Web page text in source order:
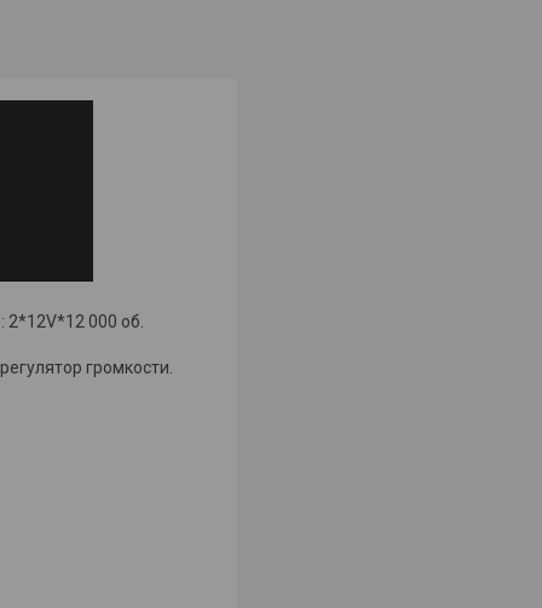
2*12V*12 000 об.
громкости.